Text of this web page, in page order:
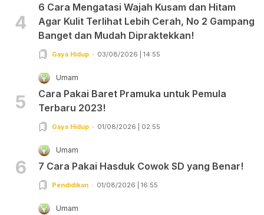
4
6 Cara Mengatasi Wajah Kusam dan Hitam
Agar Kulit Terlihat Lebih Cerah, No 2 Gampang
Banget dan Mudah Dipraktekkan!
Gaya Hidup 03/08/2026 | 14:55
5
Umam
Cara Pakai Baret Pramuka untuk Pemula
Terbaru 2023!
Gaya Hidup 01/08/2026 | 02:55
6
Umam
7 Cara Pakai Hasduk Cowok SD yang Benar!
Pendidikan 01/08/2026 | 16:55
Umam